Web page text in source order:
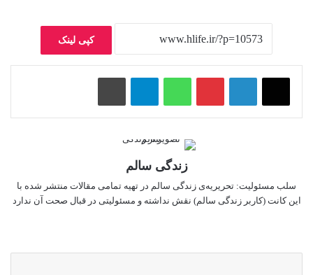
کپی لینک
پینتریستواتس آپ تلگرام چاپ
زندگی سالم
سلب‌ مسئولیت: تحریریه‌ی زندگی سالم در تهیه‌ تمامی مقالات منتشر شده با
این کانت (کاربر زندگی سالم) نقش نداشته و مسئولیتی در قبال صحت آن ندارد